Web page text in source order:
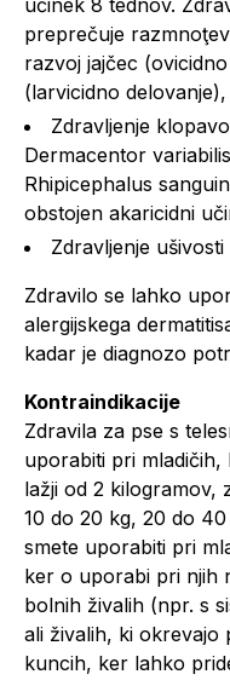
učinek 8 tednov.
preprečuje
razvoj jajčec
(larvicidno
Zdravljenje
Dermacentor
Rhipicephalus
obstojen akaricidni
Zdravljenje
Zdravilo se lahko
alergijskega
kadar je diagnozo
Kontraindikacije
Zdravila za pse s
uporabiti pri mladičih,
lažji od 2 kilogramov,
10 do 20 kg, 20 do
smete uporabiti pri
ker o uporabi pri njih
bolnih živalih (npr. s
ali živalih, ki
kuncih, ker lahko